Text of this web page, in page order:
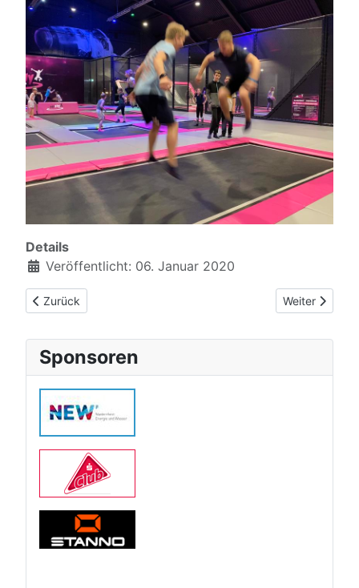
Details
Veröffentlicht: 06. Januar 2020
Vorheriger Beitrag: Jahrestagung des Landessportbundes
Zurück Nächster
Weiter
Sponsoren